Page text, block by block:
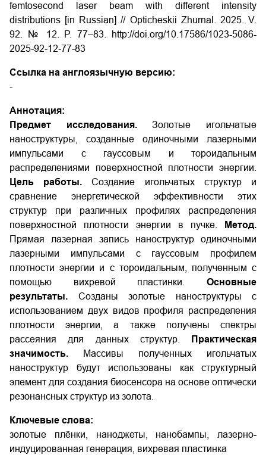
femtosecond laser beam with different intensity
distributions [in Russian] // Opticheskii Zhurnal. 2025. V.
92. № 12. P. 77–83. http://doi.org/10.17586/1023-5086-
2025-92-12-77-83
Ссылка на англоязычную версию:
-
Аннотация:
Предмет исследования.Золотые игольчатые
наноструктуры, созданные одиночными лазерными
импульсами с гауссовым и тороидальным
распределениями поверхностной плотности энергии.
Цель работы.Создание игольчатых структур и
сравнение энергетической эффективности этих
структур при различных профилях распределения
поверхностной плотности энергии в пучке.
Метод.
Прямая лазерная запись наноструктур одиночными
лазерными импульсами с гауссовым профилем
плотности энергии и с тороидальным, полученным с
помощью вихревой пластинки. Основные
результаты. Созданы золотые наноструктуры с
использованием двух видов профиля распределения
плотности энергии, а также получены спектры
рассеяния для данных структур.
Практическая
значимость.
Массивы полученных игольчатых
наноструктур будут использованы как структурный
элемент для создания биосенсора на основе оптически
резонансных структур из золота.
Ключевые слова:
золотые плёнки, наноджеты, нанобампы, лазерно-
индуцированная генерация, вихревая пластинка